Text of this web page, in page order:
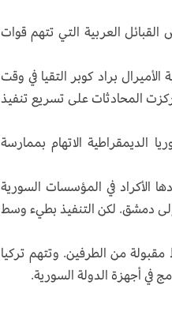
العربية التي تتهم قوات
براد كوبر التقيا في وقت
المحادثات على تسريع تنفيذ
الديمقراطية الاتهام بممارسة
الأكراد في المؤسسات السورية
دمشق. لكن التنفيذ بطيء وسط
من الطرفين. وتتهم تركيا
في أجهزة الدولة السورية.